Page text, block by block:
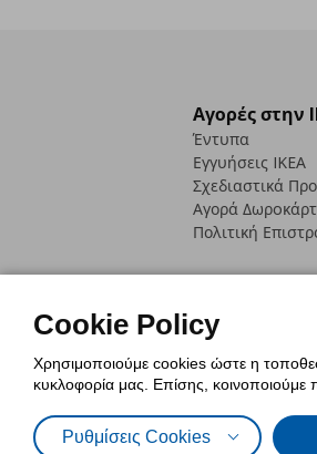
Αγορές στην
Έντυπα
Εγγυήσεις IKEA
Σχεδιαστικά
Αγορά
Πολιτική
Cookie Policy
Χρησιμοποιούμε cookies ώστε η
κυκλοφορία μας. Επίσης, κοινοποιούμε
Ρυθμίσεις Cookies